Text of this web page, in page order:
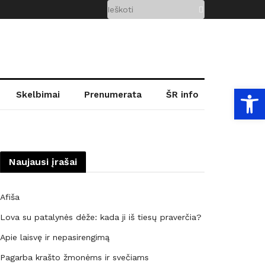
Skelbimai Prenumerata ŠR info
Naujausi įrašai
Afiša
Lova su patalynės dėže: kada ji iš tiesų praverčia?
Apie laisvę ir nepasirengimą
Pagarba krašto žmonėms ir svečiams